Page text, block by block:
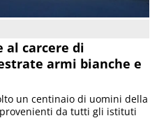
al carcere di
armi bianche e
un centinaio di uomini della
da tutti gli istituti